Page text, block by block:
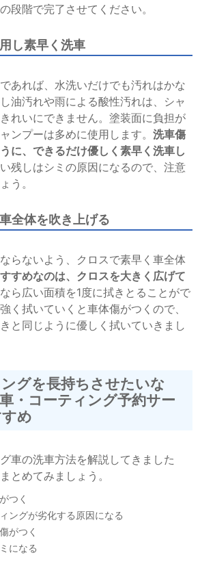
段階で完了させてください。
し素早く洗車
あれば、水洗いだけでも汚れはかな
油汚れや雨による酸性汚れは、シャ
れいにできません。塗装面に負担が
ンプーは多めに使用します。洗車傷
に、できるだけ優しく素早く洗車し
残しはシミの原因になるので、注意
う。
全体を吹き上げる
らないよう、クロスで素早く車全体
すめなのは、クロスを大きく広げて
ら広い面積を1度に拭きとることがで
く拭いていくと車体傷がつくので、
と同じように優しく拭いていきまし
グを長持ちさせたいな
・コーティング予約サー
め
車の洗車方法を解説してきました
とめてみましょう。
つく
ングが劣化する原因になる
がつく
になる